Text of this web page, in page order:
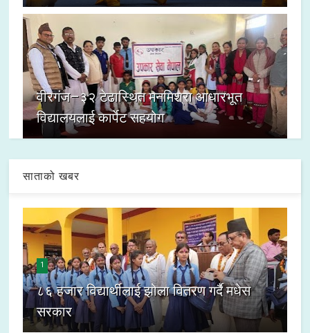
वीरगंज–३२ टेढास्थित मनमिश्रा आधारभूत
विद्यालयलाई कार्पेट सहयोग
साताको खबर
1
८६ हजार विद्यार्थीलाई झोला वितरण गर्दै मधेस
सरकार